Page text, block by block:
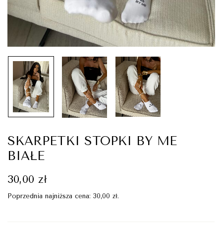
SKARPETKI STOPKI BY ME
BIAŁE
30,00 zł
Poprzednia najniższa cena: 30,00 zł.